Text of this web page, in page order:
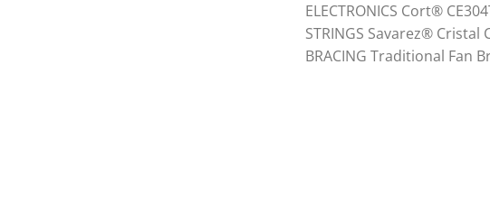
ELECTRONICS Cort®
STRINGS Savarez® Cristal
BRACING Traditional Fan